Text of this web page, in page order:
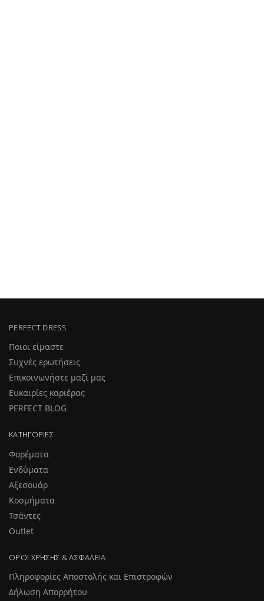
PERFECT DRESS
Ποιοι είμαστε
Συχνές ερωτήσεις
Επικοινωνήστε μαζί μας
Ευκαιρίες καριέρας
PERFECT BLOG
ΚΑΤΗΓΟΡΊΕΣ
Φορέματα
Ενδύματα
Αξεσουάρ
Κοσμήματα
Τσάντες
Outlet
ΌΡΟΙ ΧΡΉΣΗΣ & ΑΣΦΆΛΕΙΑ
Πληροφορίες Αποστολής και Επιστροφών
Δήλωση Απορρήτου